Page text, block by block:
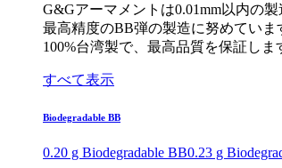
G&Gアーマメントは0.01mm以内の製
最高精度のBB弾の製造に努めていま
100%台湾製で、最高品質を保証しま
すべて表示
Biodegradable BB
0.20 g Biodegradable BB0.23 g